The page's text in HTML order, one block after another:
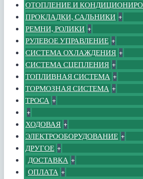
ОТОПЛЕНИЕ И
ПРОКЛАДКИ, САЛЬНИКИ +
РЕМНИ, РОЛИКИ +
РУЛЕВОЕ УПРАВЛЕНИЕ +
СИСТЕМА ОХЛАЖДЕНИЯ +
СИСТЕМА СЦЕПЛЕНИЯ +
ТОПЛИВНАЯ СИСТЕМА +
ТОРМОЗНАЯ СИСТЕМА +
ТРОСА +
+
ХОДОВАЯ +
ЭЛЕКТРООБОРУДОВАНИЕ +
ДРУГОЕ +
ДОСТАВКА +
ОПЛАТА +